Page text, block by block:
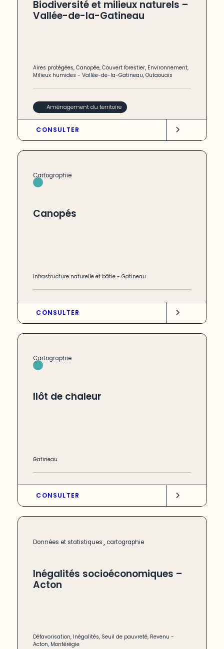
Biodiversité et milieux naturels –
Vallée-de-la-Gatineau
Aires protégées,Canopée,Couvert forestier, Environnement,
Milieux humides -Vallée-de-la-Gatineau,Outaouais
Aménagement du territoire
CONSULTER
Cartographie
Canopés
Infrastructure naturelle et bâtie -Gatineau
CONSULTER
Cartographie
Ilôt de chaleur
Gatineau
CONSULTER
Données et statistiques, cartographie
Inégalités socioéconomiques –
Acton
Défavorisation, Inégalités, Seuil de pauvreté, Revenu -
Acton, Montérégie